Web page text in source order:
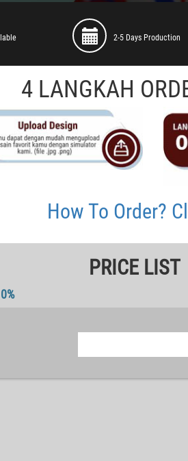
2-5 Days Production
4 LANGKAH
How To Order?
PRICE LIST